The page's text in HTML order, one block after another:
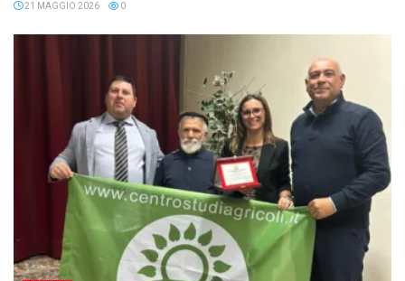
21 MAGGIO 2026 0